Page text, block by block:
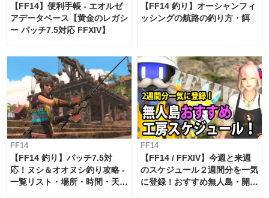
【FF14】便利手帳 - エオルゼ
アデータベース【黄金のレガシ
ー パッチ7.5対応 FFXIV】
【FF14 釣り】オーシャンフィ
ッシングの航路の釣り方・餌
FF14
【FF14 釣り】パッチ7.5対
応！ヌシ＆オオヌシ釣り攻略 -
一覧リスト・場所・時間・天
FF14
【FF14 / FFXIV】今週と来週
のスケジュール２週間分を一気
に登録！おすすめ無人島・開拓